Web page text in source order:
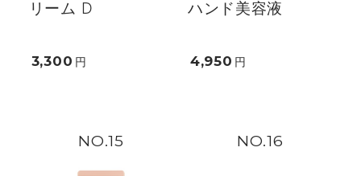
リーム D
3,300 円
ハンド美容液
4,950 円
15 16